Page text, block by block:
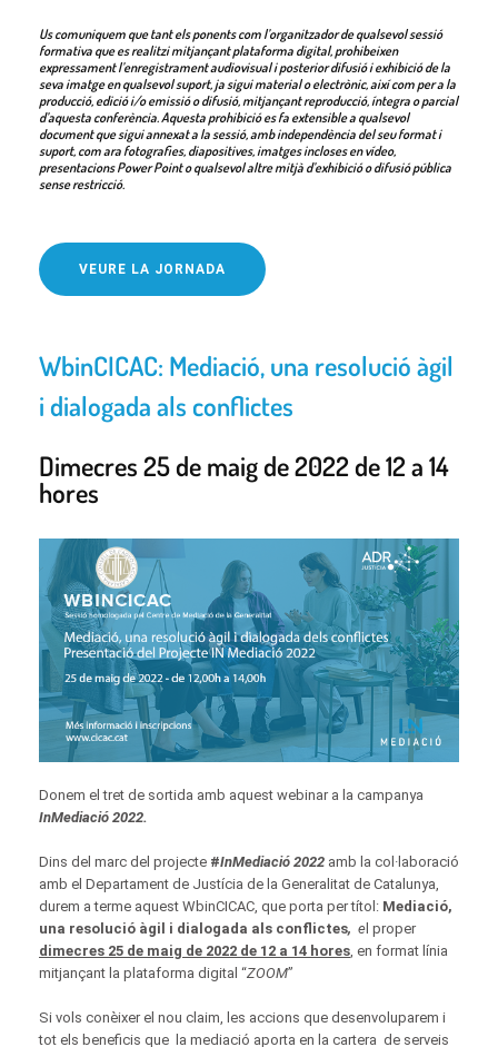
Us comuniquem que tant els ponents com l’organitzador de qualsevol sessió
formativa que es realitzi mitjançant plataforma digital, prohibeixen
expressament l’enregistrament audiovisual i posterior difusió i exhibició de la
seva imatge en qualsevol suport, ja sigui material o electrònic, així com per a la
producció, edició i/o emissió o difusió, mitjançant reproducció, íntegra o parcial
d’aquesta conferència. Aquesta prohibició es fa extensible a qualsevol
document que sigui annexat a la sessió, amb independència del seu format i
suport, com ara fotografies, diapositives, imatges incloses en vídeo,
presentacions Power Point o qualsevol altre mitjà d’exhibició o difusió pública
sense restricció.
VEURE LA JORNADA
WbinCICAC: Mediació, una resolució àgil
i dialogada als conflictes
Dimecres 25 de maig de 2022 de 12 a 14
hores
Donem el tret de sortida amb aquest webinar a la campanya
InMediació 2022.
Dins del marc del projecte #InMediació 2022 amb la col·laboració
amb el Departament de Justícia de la Generalitat de Catalunya,
durem a terme aquest WbinCICAC, que porta per títol: Mediació,
una resolució àgil i dialogada als conflictes, e l proper
dimecres 25 de maig de 2022 de 12 a 14 hores, en format línia
mitjançant la plataforma digital “ZOOM”
Si vols conèixer el nou claim, les accions que desenvoluparem i
tot els beneficis que la mediació aporta en la cartera de serveis